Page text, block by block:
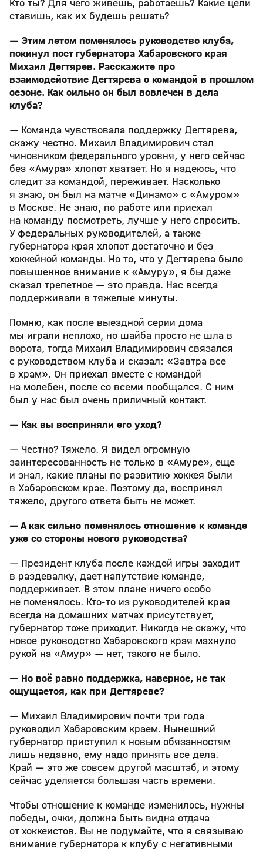
Кто ты? Для чего живешь, работаешь? Какие цели
ставишь, как их будешь решать?
— Этим летом поменялось руководство клуба,
покинул пост губернатора Хабаровского края
Михаил Дегтярев. Расскажите про
взаимодействие Дегтярева с командой в прошлом
сезоне. Как сильно он был вовлечен в дела
клуба?
— Команда чувствовала поддержку Дегтярева,
скажу честно. Михаил Владимирович стал
чиновником федерального уровня, у него сейчас
без «Амура» хлопот хватает. Но я надеюсь, что
следит за командой, переживает. Насколько
я знаю, он был на матче «Динамо» с «Амуром»
в Москве. Не знаю, по работе или приехал
на команду посмотреть, лучше у него спросить.
У федеральных руководителей, а также
губернатора края хлопот достаточно и без
хоккейной команды. Но то, что у Дегтярева было
повышенное внимание к «Амуру», я бы даже
сказал трепетное — это правда. Нас всегда
поддерживали в тяжелые минуты.
Помню, как после выездной серии дома
мы играли неплохо, но шайба просто не шла в
ворота, тогда Михаил Владимирович связался
с руководством клуба и сказал: «Завтра все
в храм». Он приехал вместе с командой
на молебен, после со всеми пообщался. С ним
был у нас был очень приличный контакт.
— Как вы восприняли его уход?
— Честно? Тяжело. Я видел огромную
заинтересованность не только в «Амуре», еще
и знал, какие планы по развитию хоккея были
в Хабаровском крае. Поэтому да, воспринял
тяжело, другого ответа быть не может.
— А как сильно поменялось отношение к команде
уже со стороны нового руководства?
— Президент клуба после каждой игры заходит
в раздевалку, дает напутствие команде,
поддерживает. В этом плане ничего особо
не поменялось. Кто-то из руководителей края
всегда на домашних матчах присутствует,
губернатор тоже приходит. Никогда не скажу, что
новое руководство Хабаровского края махнуло
рукой на «Амур» — нет, такого не было.
— Но всё равно поддержка, наверное, не так
ощущается, как при Дегтяреве?
— Михаил Владимирович почти три года
руководил Хабаровским краем. Нынешний
губернатор приступил к новым обязанностям
лишь недавно, ему надо принять все дела.
Край — это же совсем другой масштаб, и этому
сейчас уделяется большая часть времени.
Чтобы отношение к команде изменилось, нужны
победы, очки, должна быть видна отдача
от хоккеистов. Вы не подумайте, что я связываю
внимание губернатора к клубу с негативными